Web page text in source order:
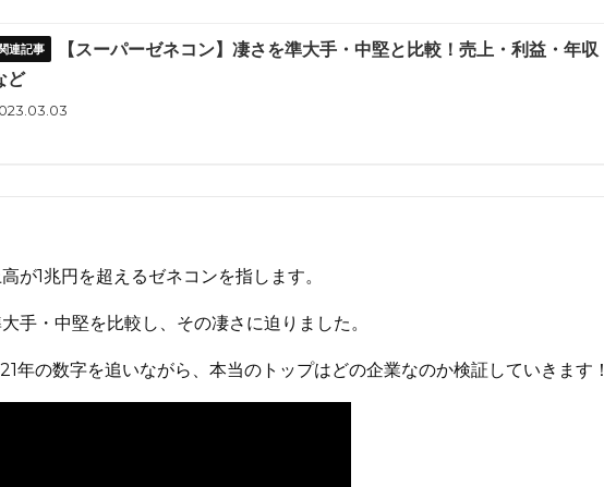
【スーパーゼネコン】凄さを準大手・中堅と比較！売上・利益・年収
ど
が1兆円を超えるゼネコンを指します。
手・中堅を比較し、その凄さに迫りました。
年の数字を追いながら、本当のトップはどの企業なのか検証していきます！